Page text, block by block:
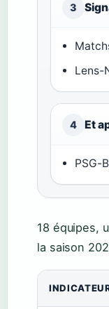
3
Lens-
4 Et
PSG-
18 équipes,
la saison